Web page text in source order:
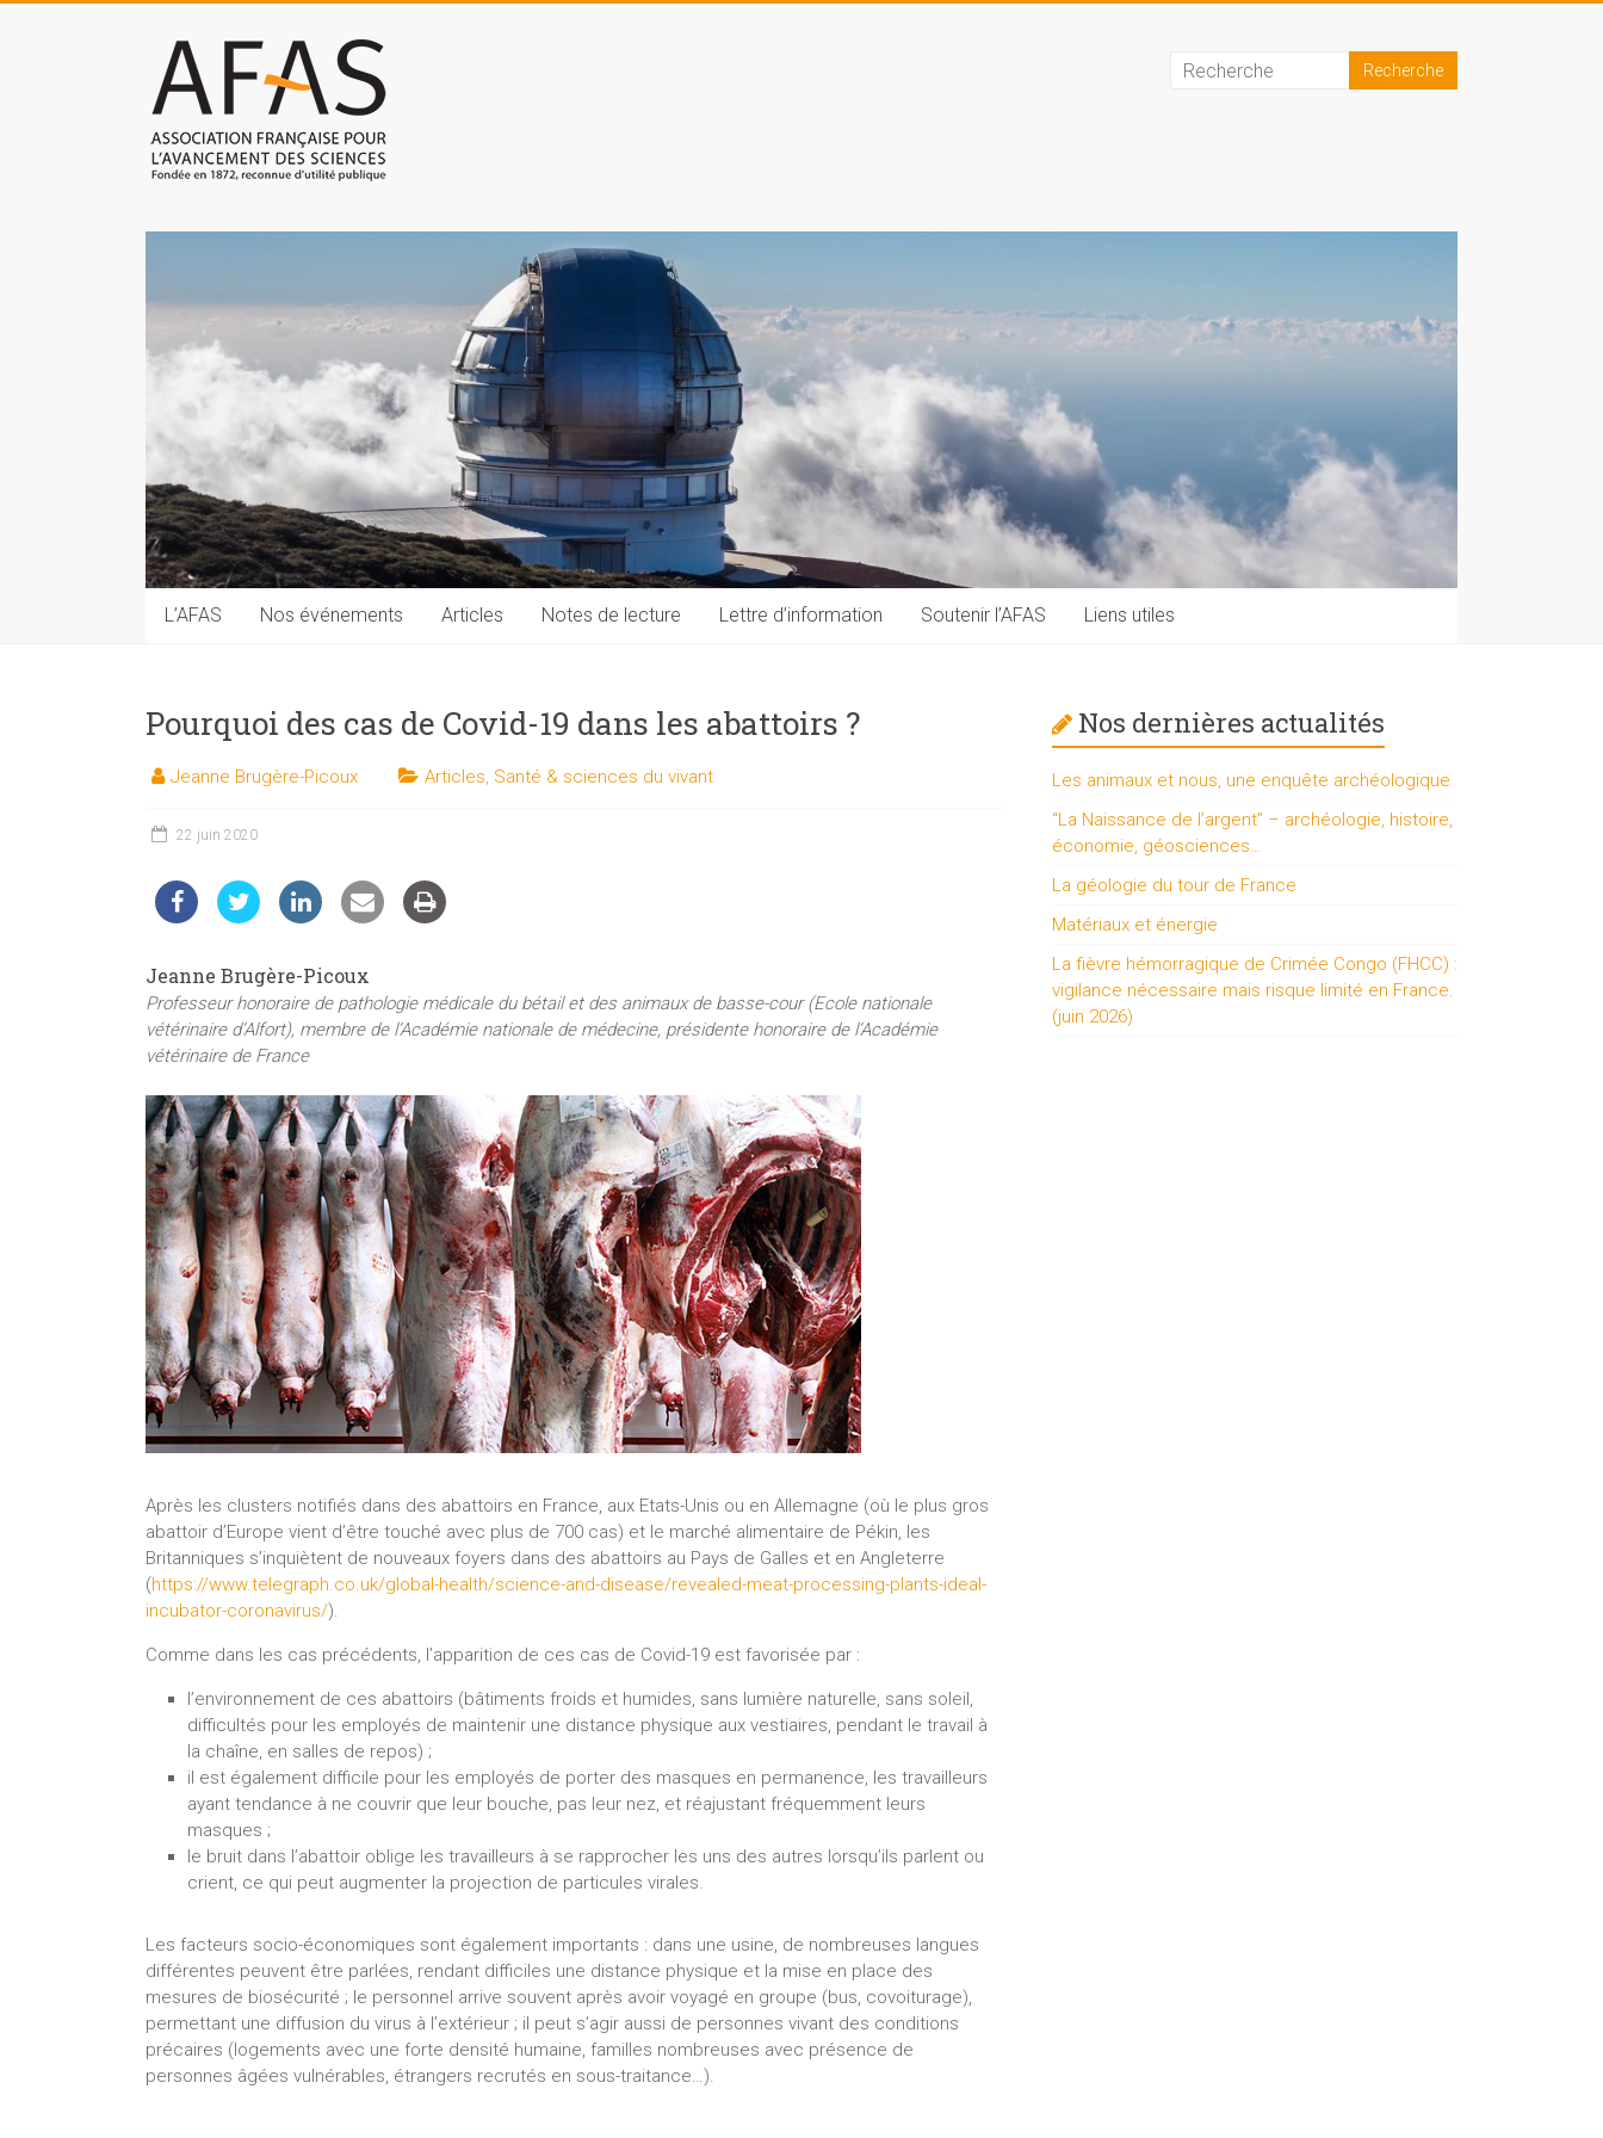
Association
française
pour
sciences
(AFAS)
Promouvoir
sciences
et
les
techniques
auprès
du
public
L’AFAS Nos événements Articles Notes de lecture Lettre d’information Soutenir l’AFAS Liens utiles
Pourquoi des cas de Covid-19 dans les abattoirs ?
Jeanne Brugère-Picoux Articles, Santé & sciences du vivant
22 juin 2020
Jeanne Brugère-Picoux
Professeur honoraire de pathologie médicale du bétail et des animaux de basse-cour (Ecole nationale
vétérinaire d’Alfort), membre de l’Académie nationale de médecine, présidente honoraire de l’Académie
vétérinaire de France
Après les clusters notifiés dans des abattoirs en France, aux Etats-Unis ou en Allemagne (où le plus gros
abattoir d’Europe vient d’être touché avec plus de 700 cas) et le marché alimentaire de Pékin, les
Britanniques s’inquiètent de nouveaux foyers dans des abattoirs au Pays de Galles et en Angleterre
(https://www.telegraph.co.uk/global-health/science-and-disease/revealed-meat-processing-plants-ideal-
incubator-coronavirus/).
Comme dans les cas précédents, l’apparition de ces cas de Covid-19 est favorisée par :
l’environnement de ces abattoirs (bâtiments froids et humides, sans lumière naturelle, sans soleil,
difficultés pour les employés de maintenir une distance physique aux vestiaires, pendant le travail à
la chaîne, en salles de repos) ;
il est également difficile pour les employés de porter des masques en permanence, les travailleurs
ayant tendance à ne couvrir que leur bouche, pas leur nez, et réajustant fréquemment leurs
masques ;
le bruit dans l’abattoir oblige les travailleurs à se rapprocher les uns des autres lorsqu’ils parlent ou
crient, ce qui peut augmenter la projection de particules virales.
Les facteurs socio-économiques sont également importants : dans une usine, de nombreuses langues
différentes peuvent être parlées, rendant difficiles une distance physique et la mise en place des
mesures de biosécurité ; le personnel arrive souvent après avoir voyagé en groupe (bus, covoiturage),
permettant une diffusion du virus à l’extérieur ; il peut s’agir aussi de personnes vivant des conditions
précaires (logements avec une forte densité humaine, familles nombreuses avec présence de
personnes âgées vulnérables, étrangers recrutés en sous-traitance…).
Nos dernières actualités
Les animaux et nous, une enquête archéologique
“La Naissance de l’argent” – archéologie, histoire,
économie, géosciences…
La géologie du tour de France
Matériaux et énergie
La fièvre hémorragique de Crimée Congo (FHCC) :
vigilance nécessaire mais risque limité en France.
(juin 2026)